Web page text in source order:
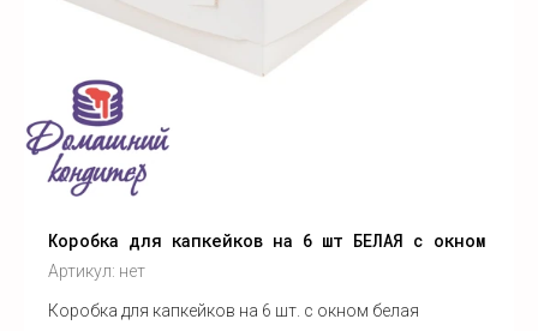
Коробка для капкейков на 6 шт БЕЛАЯ с окном
Артикул: нет
Коробка для капкейков на 6 шт. с окном белая